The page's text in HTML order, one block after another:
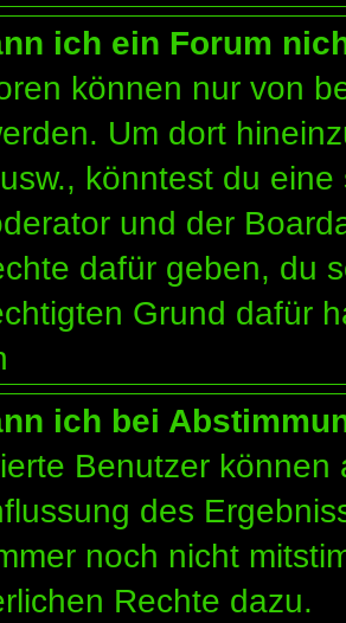
ich ein Forum
können nur von
Um dort
könntest du
und der
dafür geben, du
Grund dafür
ich bei
Benutzer
des
noch nicht
Rechte dazu.